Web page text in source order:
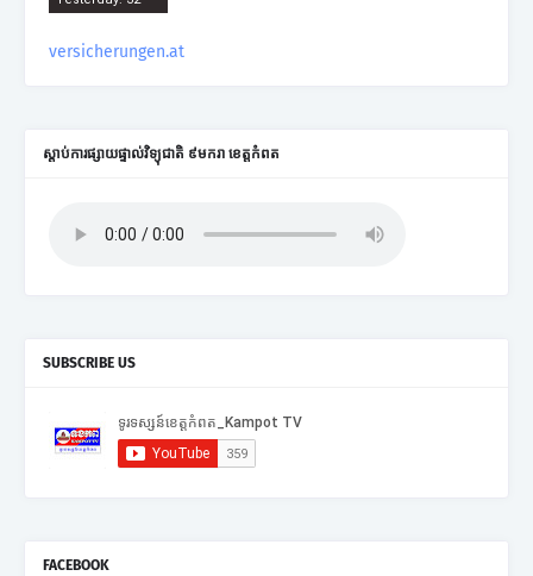
versicherungen.at
ស្តាប់ការផ្សាយផ្ទាល់វិទ្យុជាតិ ៩មករា ខេត្តកំពត
SUBSCRIBE US
FACEBOOK